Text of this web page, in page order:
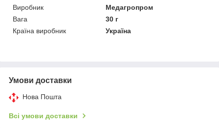
Виробник
Медагропром
Вага
30 г
Країна виробник
Україна
Умови доставки
Нова Пошта
Всі умови доставки